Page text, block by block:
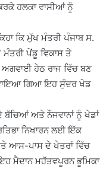
ਹਲਕਾ ਵਾਸੀਆਂ ਨੂੰ
ਕਿ ਮੁੱਖ ਮੰਤਰੀ ਪੰਜਾਬ ਸ.
ਪੇਂਡੂ ਵਿਕਾਸ ਤੇ
ਅਗਵਾਈ ਹੇਠ ਰਾਜ ਵਿੱਚ ਬਣ
ਗਿਆ ਇਹ ਸੁੰਦਰ ਖੇਡ
ਬੱਚਿਆਂ ਅਤੇ ਨੌਜਵਾਨਾਂ ਨੂੰ ਖੇਡਾਂ
ਨਿਖਾਰਨ ਲਈ ਇੱਕ
ਆਸ-ਪਾਸ ਦੇ ਖੇਤਰਾਂ ਵਿੱਚ
ਮੈਦਾਨ ਮਹੱਤਵਪੂਰਨ ਭੂਮਿਕਾ